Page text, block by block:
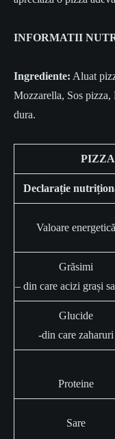
INFORMATII
Ingrediente: Aluat
Mozzarella, Sos
dura.
PIZZA
Declarație
Valoare energetică
Grăsimi
– din care acizi grași
Glucide
-din care zaharuri
Proteine
Sare